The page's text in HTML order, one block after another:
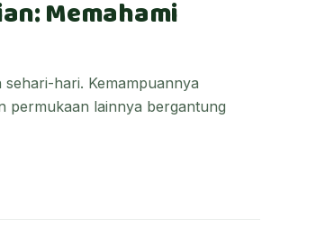
Memahami
hari. Kemampuannya
permukaan lainnya bergantung